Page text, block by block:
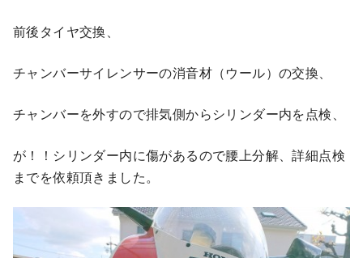
前後タイヤ交換、
チャンバーサイレンサーの消音材（ウール）の交換、
チャンバーを外すので排気側からシリンダー内を点検、
が！！シリンダー内に傷があるので腰上分解、詳細点検
までを依頼頂きました。